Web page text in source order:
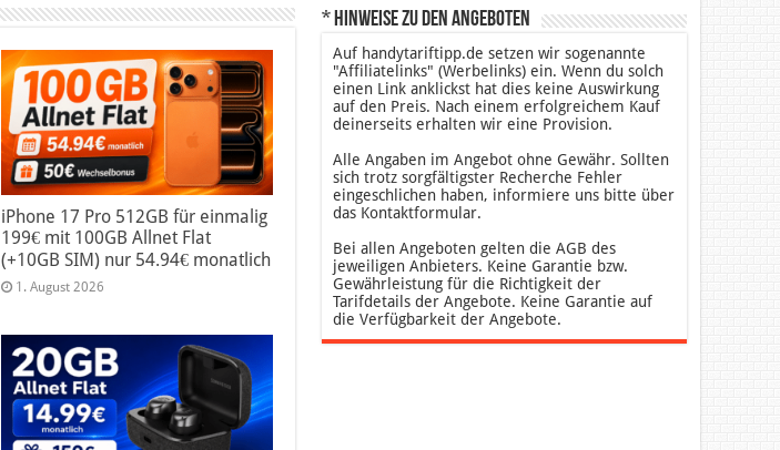
iPhone 17 Pro 512GB für einmalig
199€ mit 100GB Allnet Flat
(+10GB SIM) nur 54.94€ monatlich
1. August 2026
* Hinweise zu den Angeboten
Auf handytariftipp.de setzen wir sogenannte
"Affiliatelinks" (Werbelinks) ein. Wenn du solch
einen Link anklickst hat dies keine Auswirkung
auf den Preis. Nach einem erfolgreichem Kauf
deinerseits erhalten wir eine Provision.
Alle Angaben im Angebot ohne Gewähr. Sollten
sich trotz sorgfältigster Recherche Fehler
eingeschlichen haben, informiere uns bitte über
das Kontaktformular.
Bei allen Angeboten gelten die AGB des
jeweiligen Anbieters. Keine Garantie bzw.
Gewährleistung für die Richtigkeit der
Tarifdetails der Angebote. Keine Garantie auf
die Verfügbarkeit der Angebote.